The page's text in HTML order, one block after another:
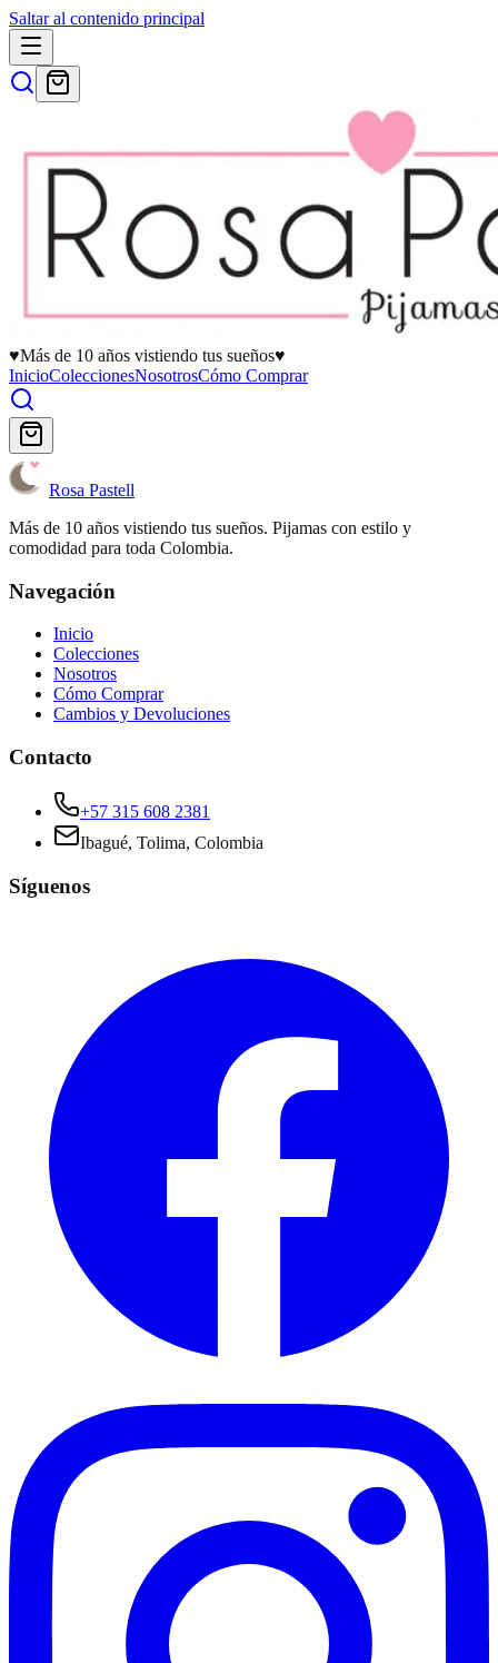
Saltar al contenido principal
♥Más de 10 años vistiendo tus sueños♥
InicioColeccionesNosotrosCómo Comprar
Rosa Pastell
Más de 10 años vistiendo tus sueños. Pijamas con estilo y
comodidad para toda Colombia.
Navegación
Inicio
Colecciones
Nosotros
Cómo Comprar
Cambios y Devoluciones
Contacto
+57 315 608 2381
Ibagué, Tolima, Colombia
Síguenos